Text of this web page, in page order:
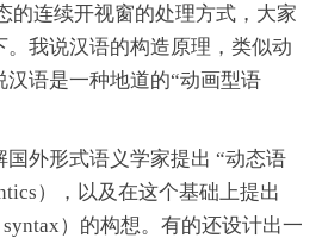
的连续开视窗的处理方式，大家
。我说汉语的构造原理，类似动
语是一种地道的“动画型语
外形式语义学家提出 “动态语
），以及在这个基础上提出
）的构想。有的还设计出一